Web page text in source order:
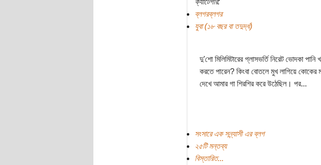
ব্লগরব্লগর
যুবা (১৮ বছর বা তদুর্দ্ধ)
দু'শো মিলিমিটারের গ্লাসভর্তি নিরেট ভোদকা
করতে পারেন? কিংবা বোতলে মুখ লাগিয়ে
দেখে আমার গা শিরশির করে উঠেছিল। পর...
সংসারে এক সন্ন্যাসী এর ব্লগ
২৫টি মন্তব্য
বিস্তারিত...